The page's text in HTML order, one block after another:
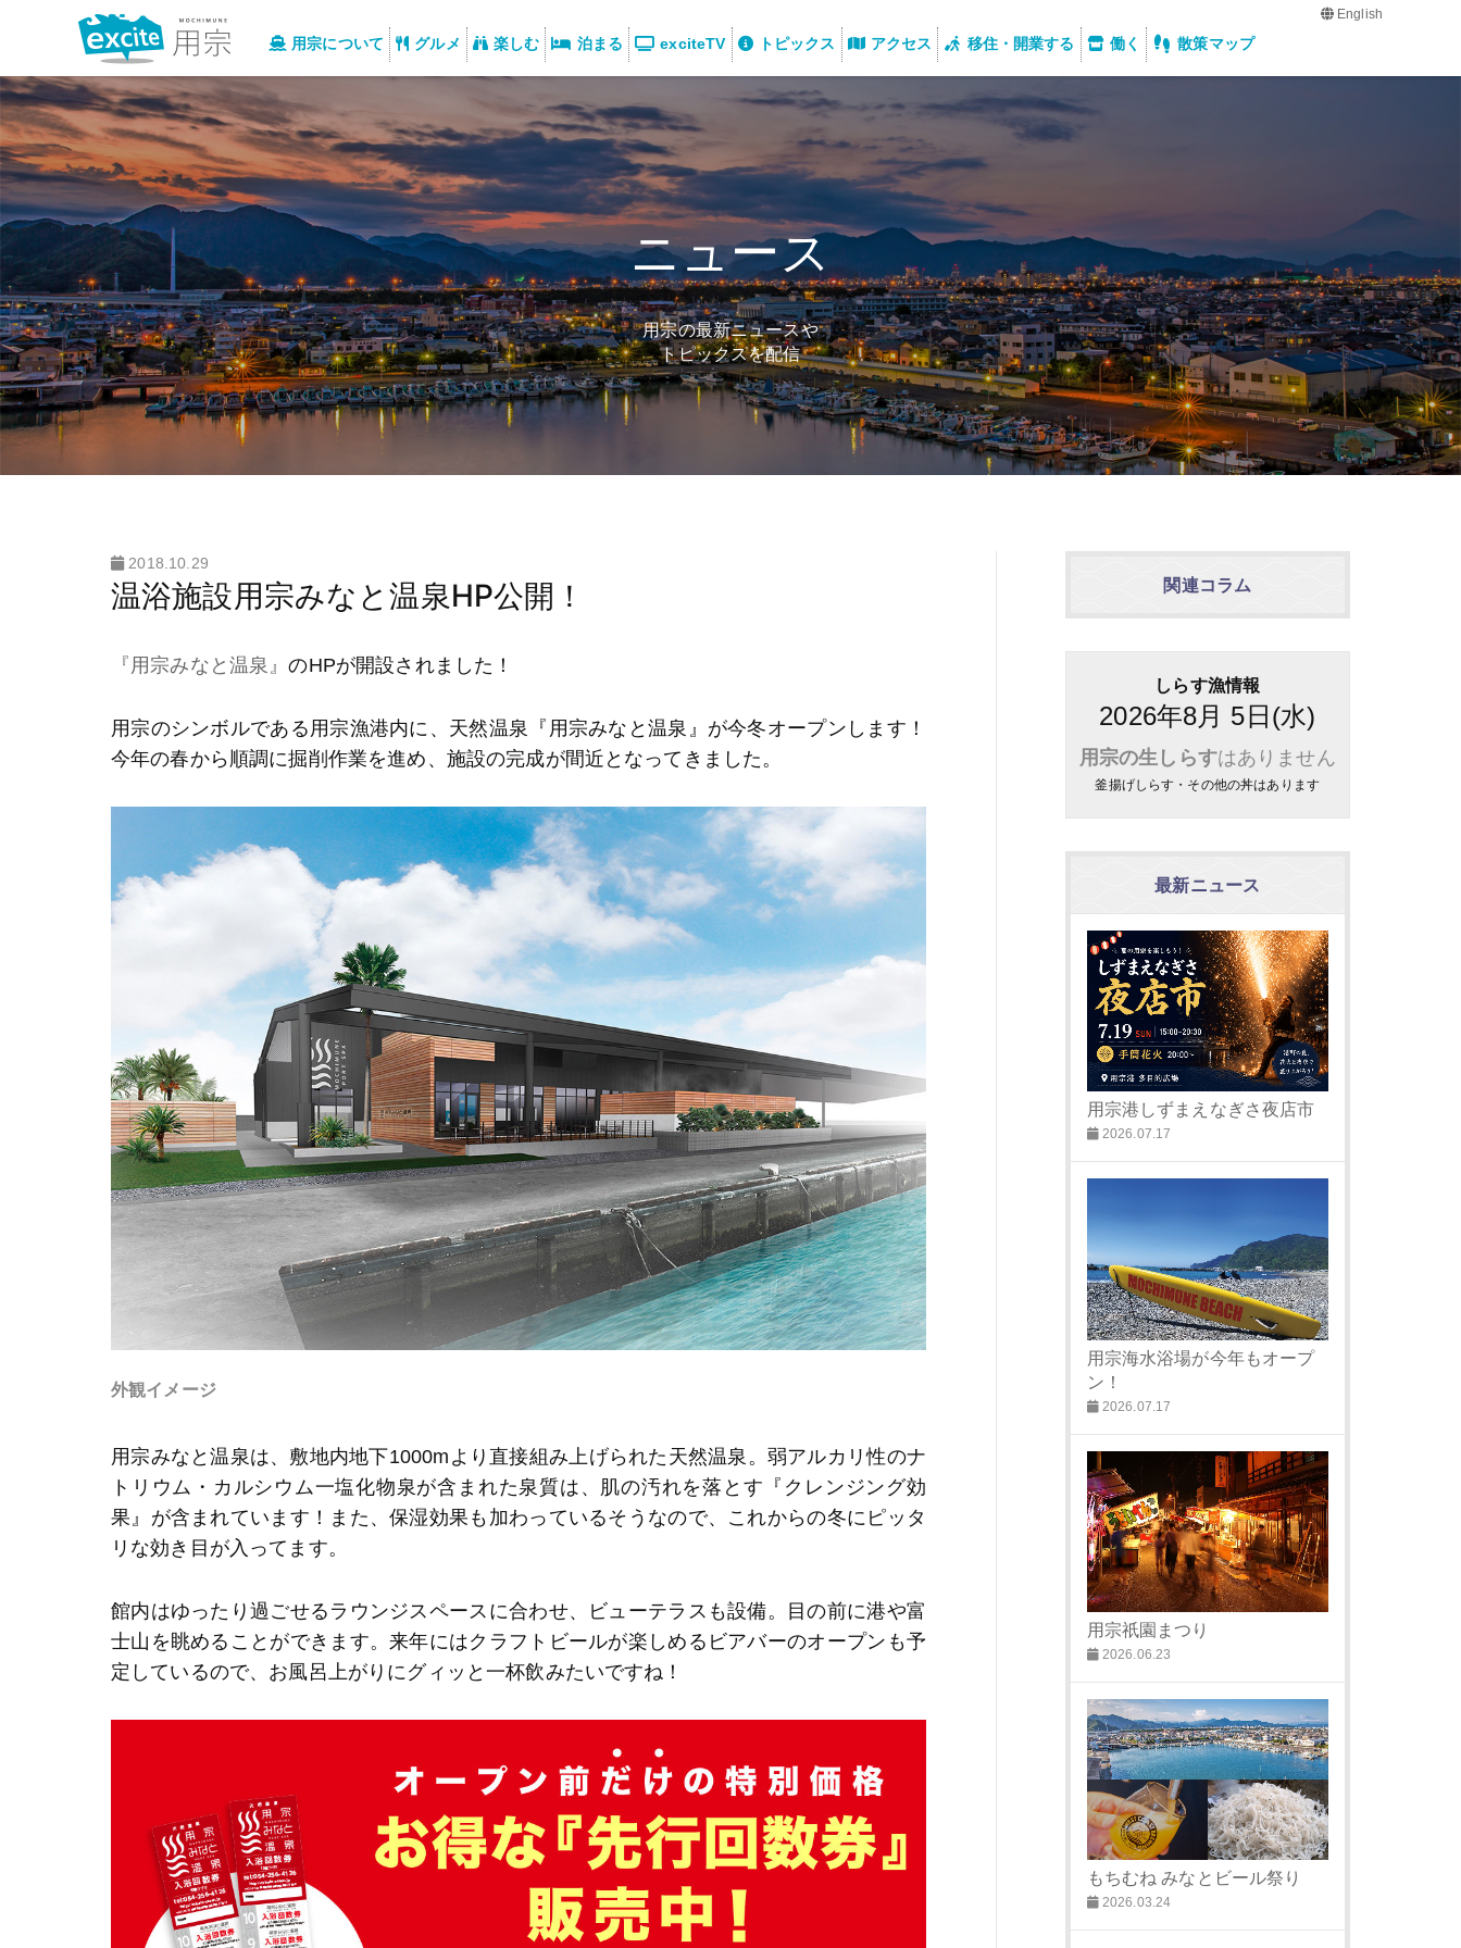
English
用宗について グルメ 楽しむ 泊まる exciteTV トピックス アクセス 移住・開業する 働く 散策マップ
ニュース
用宗の最新ニュースや
トピックスを配信
2018.10.29
温浴施設用宗みなと温泉HP公開！
『用宗みなと温泉』のHPが開設されました！
用宗のシンボルである用宗漁港内に、天然温泉『用宗みなと温泉』が今冬オープンします！
今年の春から順調に掘削作業を進め、施設の完成が間近となってきました。
外観イメージ
用宗みなと温泉は、敷地内地下1000mより直接組み上げられた天然温泉。弱アルカリ性のナ
トリウム・カルシウム一塩化物泉が含まれた泉質は、肌の汚れを落とす『クレンジング効
果』が含まれています！また、保湿効果も加わっているそうなので、これからの冬にピッタ
リな効き目が入ってます。
館内はゆったり過ごせるラウンジスペースに合わせ、ビューテラスも設備。目の前に港や富
士山を眺めることができます。来年にはクラフトビールが楽しめるビアバーのオープンも予
定しているので、お風呂上がりにグィッと一杯飲みたいですね！
関連コラム
しらす漁情報
2026年8月 5日(水)
用宗の生しらすはありません
釜揚げしらす・その他の丼はあります
最新ニュース
用宗港しずまえなぎさ夜店市
2026.07.17
用宗海水浴場が今年もオープ
ン！
2026.07.17
用宗祇園まつり
2026.06.23
もちむね みなとビール祭り
2026.03.24